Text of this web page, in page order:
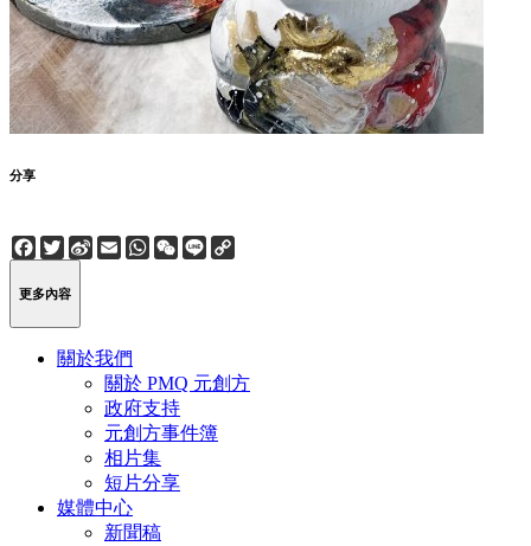
分享
Facebook
Twitter
Sina
Weibo
EmailWhatsApp
WeChat
Line
更多內容
關於我們
關於 PMQ 元創方
政府支持
元創方事件簿
相片集
短片分享
媒體中心
新聞稿